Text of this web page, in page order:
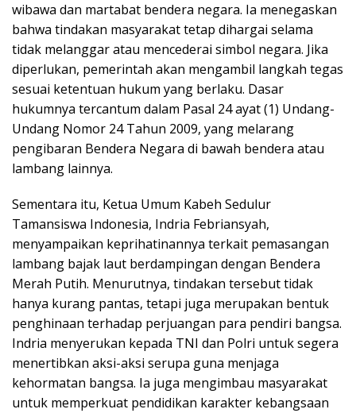
wibawa dan martabat bendera negara. Ia menegaskan
bahwa tindakan masyarakat tetap dihargai selama
tidak melanggar atau mencederai simbol negara. Jika
diperlukan, pemerintah akan mengambil langkah tegas
sesuai ketentuan hukum yang berlaku. Dasar
hukumnya tercantum dalam Pasal 24 ayat (1) Undang-
Undang Nomor 24 Tahun 2009, yang melarang
pengibaran Bendera Negara di bawah bendera atau
lambang lainnya.
Sementara itu, Ketua Umum Kabeh Sedulur
Tamansiswa Indonesia, Indria Febriansyah,
menyampaikan keprihatinannya terkait pemasangan
lambang bajak laut berdampingan dengan Bendera
Merah Putih. Menurutnya, tindakan tersebut tidak
hanya kurang pantas, tetapi juga merupakan bentuk
penghinaan terhadap perjuangan para pendiri bangsa.
Indria menyerukan kepada TNI dan Polri untuk segera
menertibkan aksi-aksi serupa guna menjaga
kehormatan bangsa. Ia juga mengimbau masyarakat
untuk memperkuat pendidikan karakter kebangsaan